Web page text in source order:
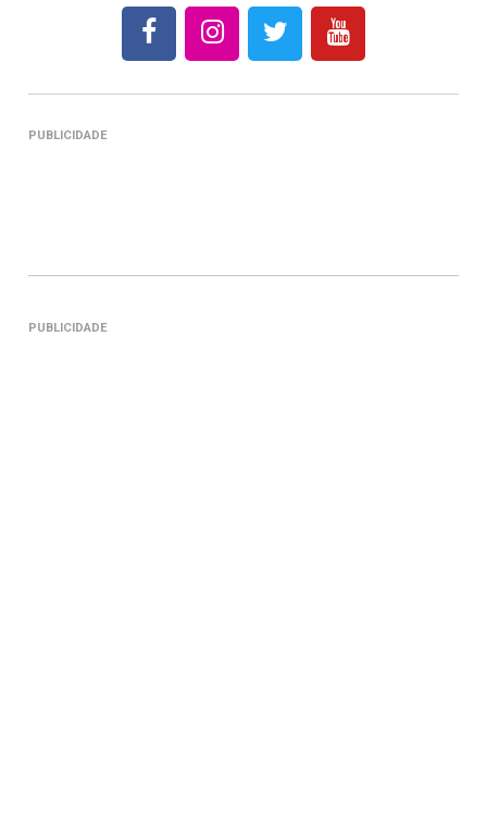
PUBLICIDADE
PUBLICIDADE